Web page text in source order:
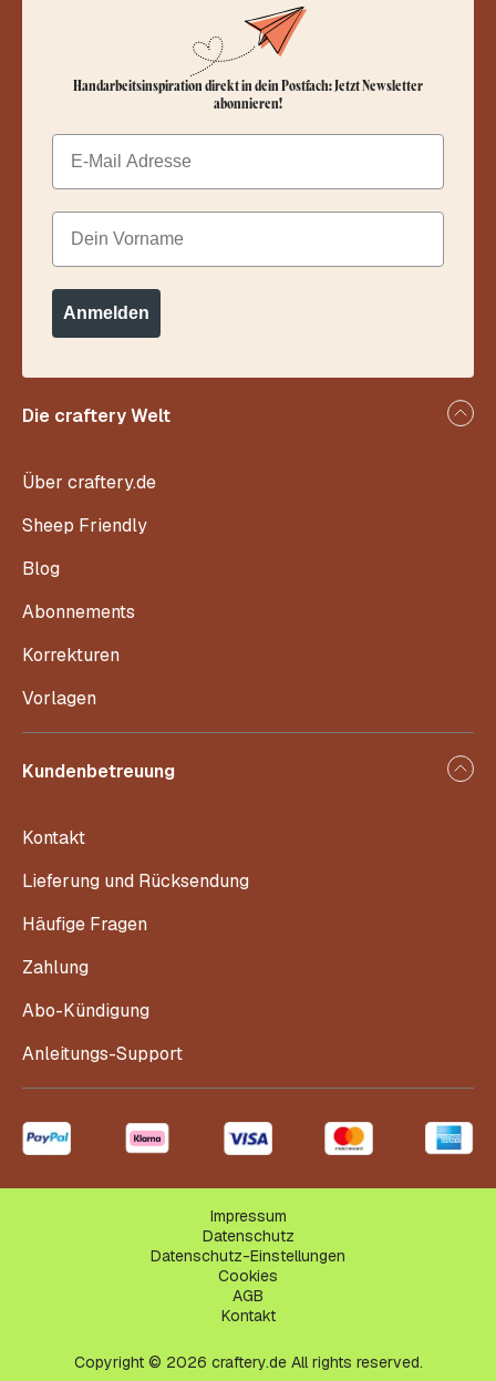
Die craftery Welt
Über craftery.de
Sheep Friendly
Blog
Abonnements
Korrekturen
Vorlagen
Kundenbetreuung
Kontakt
Lieferung und Rücksendung
Häufige Fragen
Zahlung
Abo-Kündigung
Anleitungs-Support
Handarbeitsinspiration direkt in dein Postfach: Jetzt Newsletter
abonnieren!
Email
Dein Vorname
Anmelden
Copyright © 2026 craftery.de All rights reserved.
Impressum
Datenschutz
Datenschutz-Einstellungen
Cookies
AGB
Kontakt